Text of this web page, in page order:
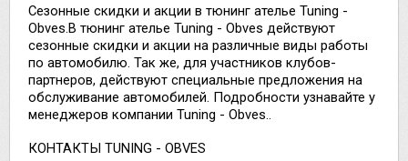
Сезонные скидки и акции в тюнинг ателье Tuning -
Obves.В тюнинг ателье Tuning - Obves действуют
сезонные скидки и акции на различные виды работы
по автомобилю. Так же, для участников клубов-
партнеров, действуют специальные предложения на
обслуживание автомобилей. Подробности узнавайте у
менеджеров компании Tuning - Obves..
КОНТАКТЫ TUNING - OBVES